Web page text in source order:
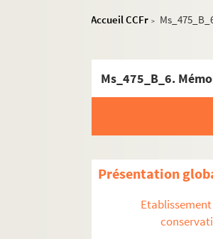
Accueil CCFr >
Ms_475_B_6.
Présentation